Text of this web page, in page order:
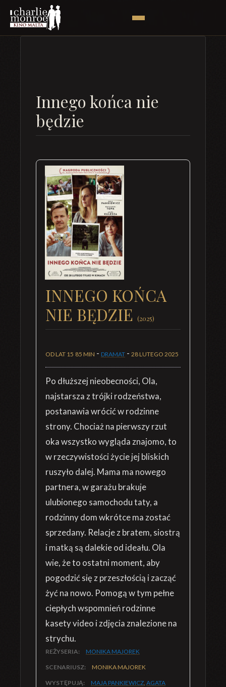
Innego końca nie
będzie
INNEGO KOŃCA
NIE BĘDZIE (2025)
OD LAT 15 85 MIN - DRAMAT - 28 LUTEGO 2025
Po dłuższej nieobecności, Ola,
najstarsza z trójki rodzeństwa,
postanawia wrócić w rodzinne
strony. Chociaż na pierwszy rzut
oka wszystko wygląda znajomo, to
w rzeczywistości życie jej bliskich
ruszyło dalej. Mama ma nowego
partnera, w garażu brakuje
ulubionego samochodu taty, a
rodzinny dom wkrótce ma zostać
sprzedany. Relacje z bratem, siostrą
i matką są dalekie od ideału. Ola
wie, że to ostatni moment, aby
pogodzić się z przeszłością i zacząć
żyć na nowo. Pomogą w tym pełne
ciepłych wspomnień rodzinne
kasety video i zdjęcia znalezione na
strychu.
REŻYSERIA: MONIKA MAJOREK
SCENARIUSZ: MONIKA MAJOREK
WYSTĘPUJĄ: MAJA PANKIEWICZ, AGATA